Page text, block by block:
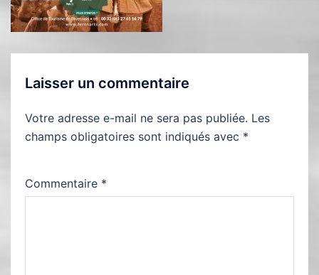
Laisser un commentaire
Votre adresse e-mail ne sera pas publiée. Les
champs obligatoires sont indiqués avec *
Commentaire *